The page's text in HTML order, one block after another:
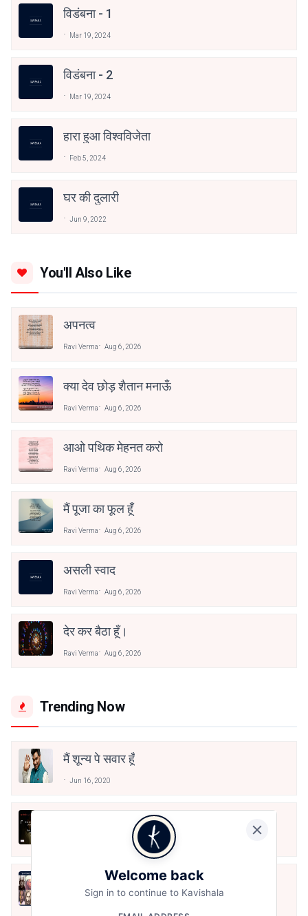
विडंबना - 1
Mar 19, 2024
विडंबना - 2
Mar 19, 2024
हारा हुआ विश्वविजेता
Feb 5, 2024
घर की दुलारी
Jun 9, 2022
You'll Also Like
अपनत्व
Ravi Verma Aug 6, 2026
क्या देव छोड़ शैतान मनाऊँ
Ravi Verma Aug 6, 2026
आओ पथिक मेहनत करो
Ravi Verma Aug 6, 2026
मैं पूजा का फूल हूँ
Ravi Verma Aug 6, 2026
असली स्वाद
Ravi Verma Aug 6, 2026
देर कर बैठा हूँ।
Ravi Verma Aug 6, 2026
Trending Now
मैं शून्य पे सवार हूँ
Jun 16, 2020
अंतिम ऊँचाई - कुँवर नारायण | Stay Home
Stay Safe | TVF's Aspirants
10 Greatest Hindi Poets Of India
Welcome back
Sign in to continue to Kavishala